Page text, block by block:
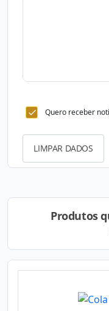
Quero receber
LIMPAR DADOS
Produtos